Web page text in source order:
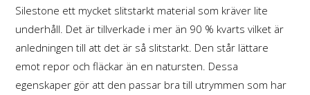
Silestone ett mycket slitstarkt material som kräver lite
underhåll. Det är tillverkade i mer än 90 % kvarts vilket är
anledningen till att det är så slitstarkt. Den står lättare
emot repor och fläckar än en natursten. Dessa
egenskaper gör att den passar bra till utrymmen som har